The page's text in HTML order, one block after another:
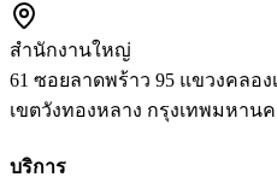
สำนักงานใหญ่
61 ซอยลาดพร้าว 95 แขวงคลอ
เขตวังทองหลาง กรุงเทพมหาน
บริการ